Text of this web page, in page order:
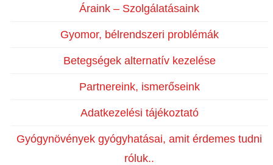
Áraink – Szolgálatásaink
Gyomor, bélrendszeri problémák
Betegségek alternatív kezelése
Partnereink, ismerőseink
Adatkezelési tájékoztató
Gyógynövények gyógyhatásai, amit érdemes tudni
róluk..